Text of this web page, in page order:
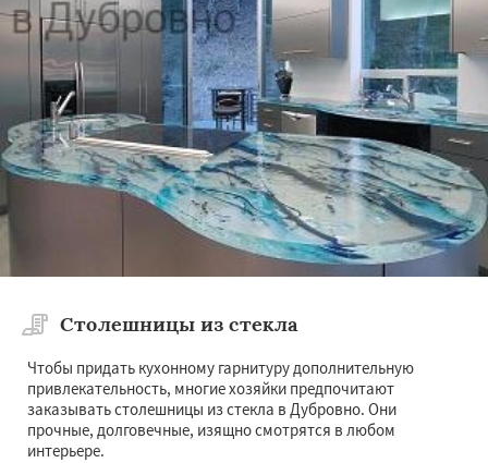
Столешницы из стекла
Чтобы придать кухонному гарнитуру дополнительную
привлекательность, многие хозяйки предпочитают
заказывать столешницы из стекла в Дубровно. Они
прочные, долговечные, изящно смотрятся в любом
интерьере.